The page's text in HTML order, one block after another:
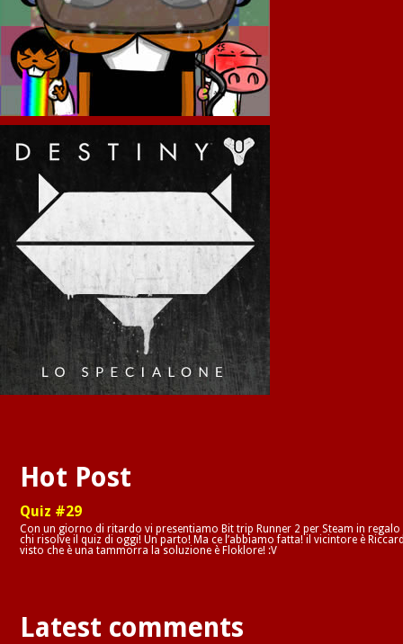
Hot Post
Quiz #29
Con un giorno di ritardo vi presentiamo Bit trip Runner 2 per Steam in regalo
chi risolve il quiz di oggi! Un parto! Ma ce l’abbiamo fatta! il vicintore è
visto che è una tammorra la soluzione è Floklore! :V
Latest comments